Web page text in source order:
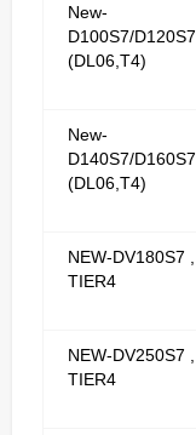
New-
D100S7/D120S7
(DL06,T4)
New-
D140S7/D160S7
(DL06,T4)
NEW-DV180S7 ,
TIER4
NEW-DV250S7 ,
TIER4